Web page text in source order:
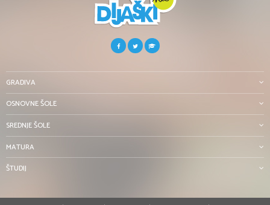
GRADIVA
OSNOVNE ŠOLE
SREDNJE ŠOLE
MATURA
ŠTUDIJ